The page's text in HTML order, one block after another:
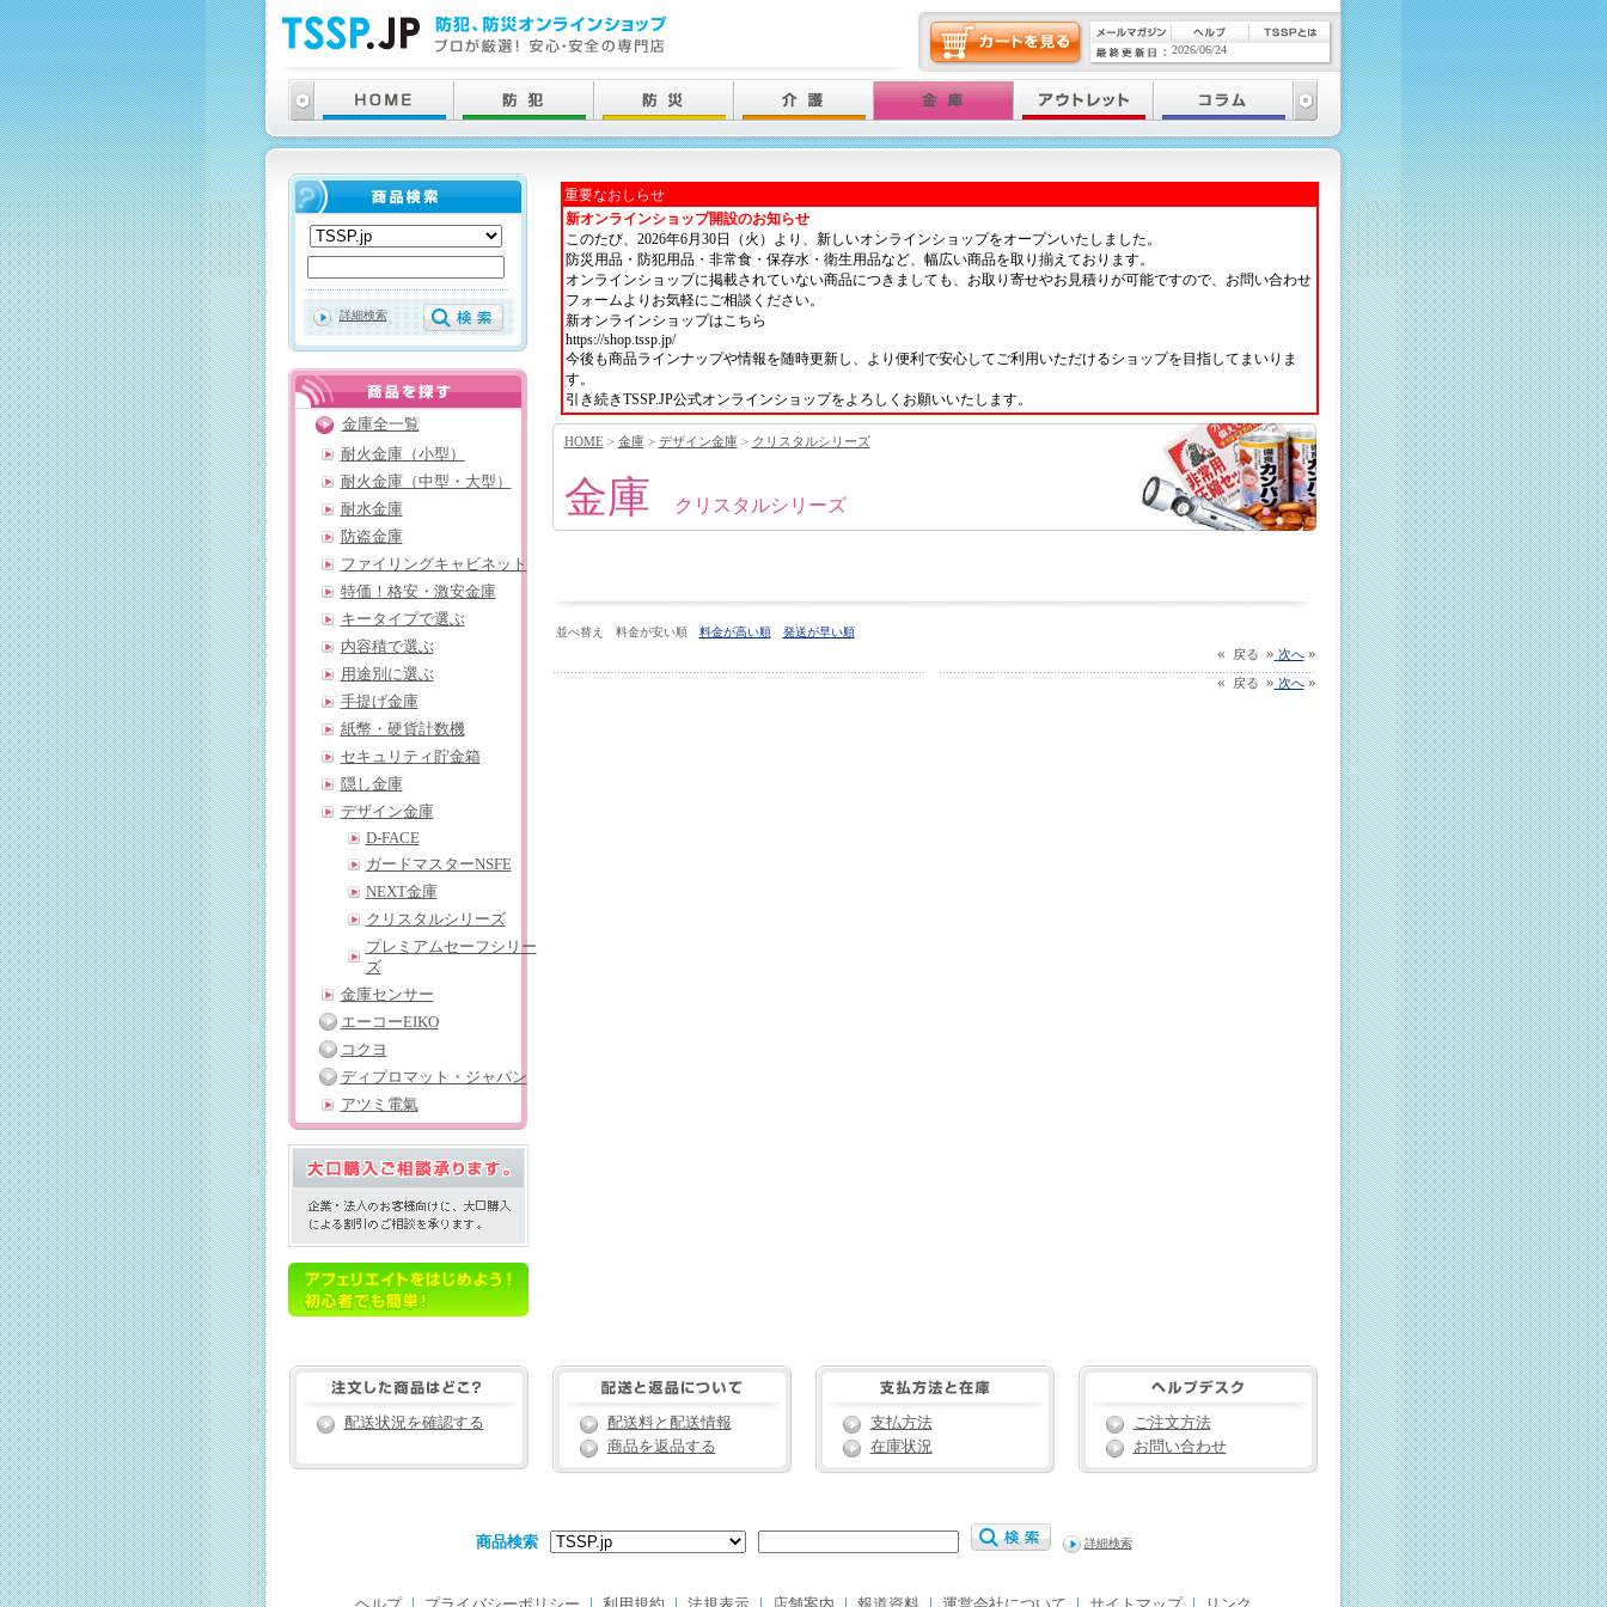
重要なおしらせ
新オンラインショップ開設のお知らせ
このたび、2026年6月30日（火）より、新しいオンラインショップをオープンいたしました。
防災用品・防犯用品・非常食・保存水・衛生用品など、幅広い商品を取り揃えております。
オンラインショップに掲載されていない商品につきましても、お取り寄せやお見積りが可能ですので、お問い合わせ
フォームよりお気軽にご相談ください。
新オンラインショップはこちら
https://shop.tssp.jp/
今後も商品ラインナップや情報を随時更新し、より便利で安心してご利用いただけるショップを目指してまいりま
す。
引き続きTSSP.JP公式オンラインショップをよろしくお願いいたします。
HOME > 金庫> デザイン金庫> クリスタルシリーズ
金庫 クリスタルシリーズ
並べ替え 料金が安い順 料金が高い順 発送が早い順
« 戻る » 次へ»
«
戻る » 次へ»
詳細検索
金庫全一覧
耐火金庫（小型）
耐火金庫（中型・大型）
耐水金庫
防盗金庫
ファイリングキャビネット
特価！格安・激安金庫
キータイプで選ぶ
内容積で選ぶ
用途別に選ぶ
手提げ金庫
紙幣・硬貨計数機
セキュリティ貯金箱
隠し金庫
デザイン金庫
D-FACE
ガードマスターNSFE
NEXT金庫
クリスタルシリーズ
プレミアムセーフシリー
ズ
金庫センサー
エーコーEIKO
コクヨ
ディプロマット・ジャパン
アツミ電氣
配送状況を確認する
配送料と配送情報
商品を返品する
支払方法
在庫状況
ご注文方法
お問い合わせ
商品検索 詳細検索
2026/06/24